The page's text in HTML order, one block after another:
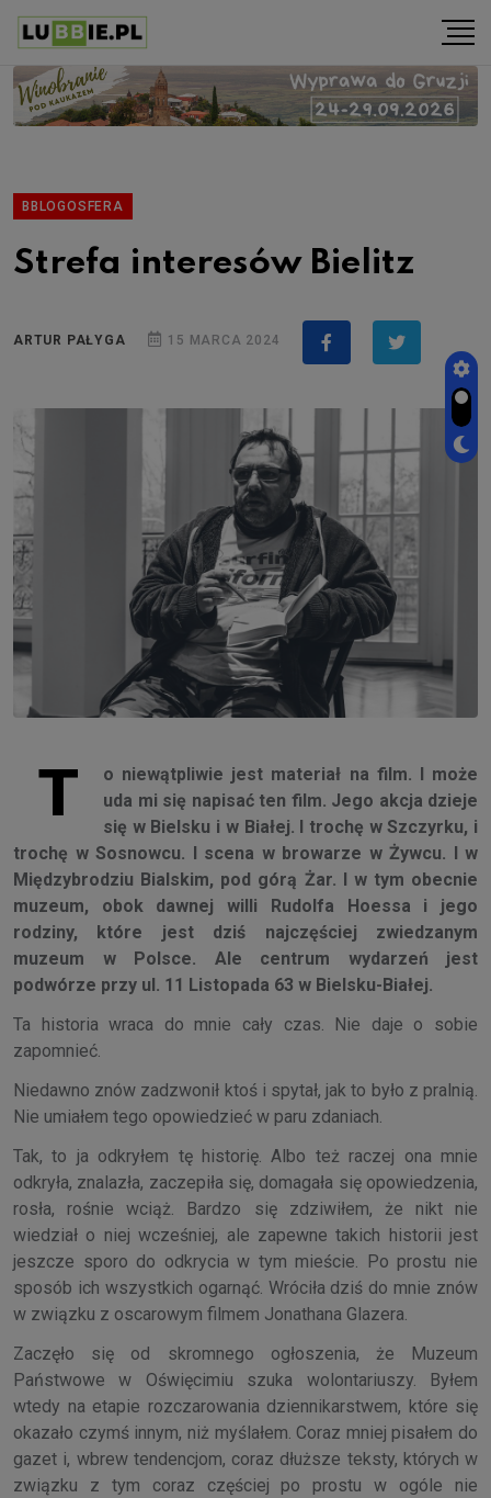
BBLOGOSFERA
Strefa interesów Bielitz
ARTUR PAŁYGA 15 MARCA 2024
T
o niewątpliwie jest materiał na film. I może
uda mi się napisać ten film. Jego akcja dzieje
się w Bielsku i w Białej. I trochę w Szczyrku, i
trochę w Sosnowcu. I scena w browarze w Żywcu. I w
Międzybrodziu Bialskim, pod górą Żar. I w tym obecnie
muzeum, obok dawnej willi Rudolfa Hoessa i jego
rodziny, które jest dziś najczęściej zwiedzanym
muzeum w Polsce. Ale centrum wydarzeń jest
podwórze przy ul. 11 Listopada 63 w Bielsku-Białej.
Ta historia wraca do mnie cały czas. Nie daje o sobie
zapomnieć.
Niedawno znów zadzwonił ktoś i spytał, jak to było z pralnią.
Nie umiałem tego opowiedzieć w paru zdaniach.
Tak, to ja odkryłem tę historię. Albo też raczej ona mnie
odkryła, znalazła, zaczepiła się, domagała się opowiedzenia,
rosła, rośnie wciąż. Bardzo się zdziwiłem, że nikt nie
wiedział o niej wcześniej, ale zapewne takich historii jest
jeszcze sporo do odkrycia w tym mieście. Po prostu nie
sposób ich wszystkich ogarnąć. Wróciła dziś do mnie znów
w związku z oscarowym filmem Jonathana Glazera.
Zaczęło się od skromnego ogłoszenia, że Muzeum
Państwowe w Oświęcimiu szuka wolontariuszy. Byłem
wtedy na etapie rozczarowania dziennikarstwem, które się
okazało czymś innym, niż myślałem. Coraz mniej pisałem do
gazet i, wbrew tendencjom, coraz dłuższe teksty, których w
związku z tym coraz częściej po prostu w ogóle nie